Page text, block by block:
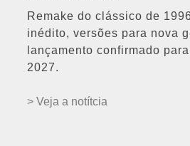
Remake do clássico de
inédito, versões para nova
lançamento confirmado
2027.
> Veja a notítcia